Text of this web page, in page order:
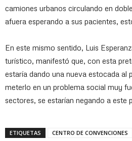
camiones urbanos circulando en
afuera esperando a sus pacientes,
En este mismo sentido, Luis
turístico, manifestó que, con esta
estaría dando una nueva estocada al
meterlo en un problema social muy
sectores, se estarían negando a este
ETIQUETAS CENTRO DE CONVENCIONES